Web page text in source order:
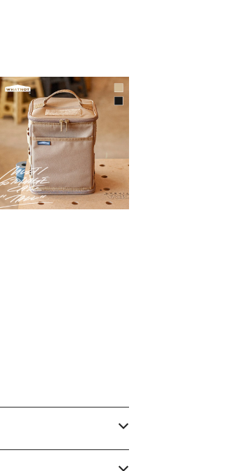
WHATNOT／マルチス
トレージケース トール
（MULTI STORAGE C
ASE TALL）
¥2,980